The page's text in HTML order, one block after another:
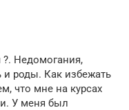
Недомогания,
и роды. Как избежать
что мне на курсах
У меня был